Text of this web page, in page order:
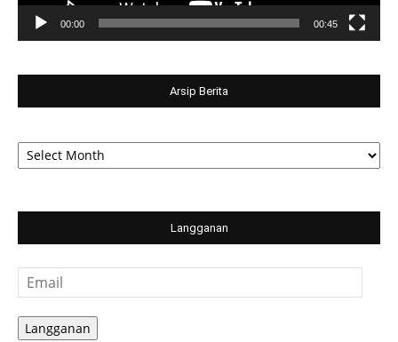
00:00 00:45
Arsip Berita
Arsip
Berita
Langganan
Email
Langganan